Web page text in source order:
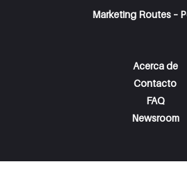
Marketing Routes –
Acerca de
Contacto
FAQ
Newsroom